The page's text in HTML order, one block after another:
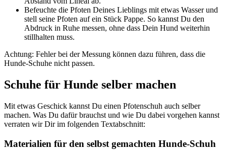
Befeuch­te die Pfo­ten Dei­nes Lieb­lings mit etwas Was­ser und
stell sei­ne Pfo­ten auf ein Stück Pap­pe. So kannst Du den
Abdruck in Ruhe mes­sen, ohne dass Dein Hund wei­ter­hin
still­hal­ten muss.
Ach­tung: Feh­ler bei der Mes­sung kön­nen dazu füh­ren, dass die
Hun­de-Schu­he nicht pas­sen.
Schu­he für Hun­de sel­ber machen
Mit etwas Geschick kannst Du einen Pfo­ten­schuh auch sel­ber
machen. Was Du dafür brauchst und wie Du dabei vor­ge­hen kannst
ver­ra­ten wir Dir im fol­gen­den Text­ab­schnitt:
Mate­ria­li­en für den selbst gemach­ten Hun­de-Schuh